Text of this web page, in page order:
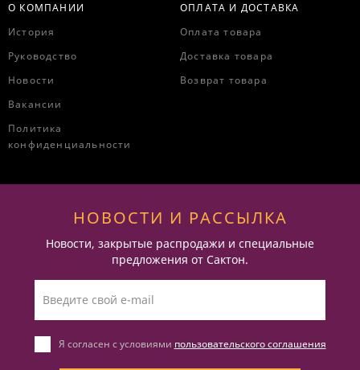
О КОМПАНИИ
История
Руководство
Новости
Вакансии
Политика
конфиденциальности
ОПЛАТА И ДОСТАВКА
Оплата товара
Доставка товара
Возврат товара
НОВОСТИ И РАССЫЛКА
Новости, закрытые распродажи и специальные
предложения от Сактон.
Я согласен с условиями пользовательского соглашения